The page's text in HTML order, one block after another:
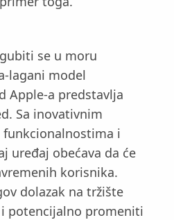
se u moru
lagani model
Apple-a predstavlja
Sa inovativnim
i
uređaj obećava da će
korisnika.
dolazak na tržište
potencijalno promeniti